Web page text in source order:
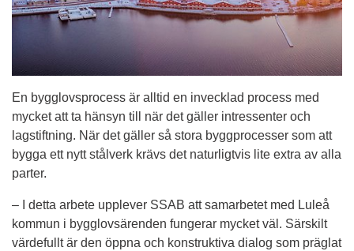
En bygglovsprocess är alltid en invecklad process med
mycket att ta hänsyn till när det gäller intressenter och
lagstiftning. När det gäller så stora byggprocesser som att
bygga ett nytt stålverk krävs det naturligtvis lite extra av alla
parter.
– I detta arbete upplever SSAB att samarbetet med Luleå
kommun i bygglovsärenden fungerar mycket väl. Särskilt
värdefullt är den öppna och konstruktiva dialog som präglat